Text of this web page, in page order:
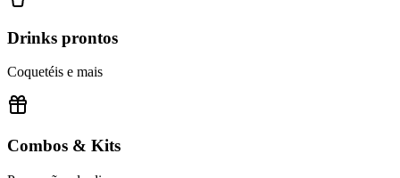
Drinks prontos
Coquetéis e mais
Combos & Kits